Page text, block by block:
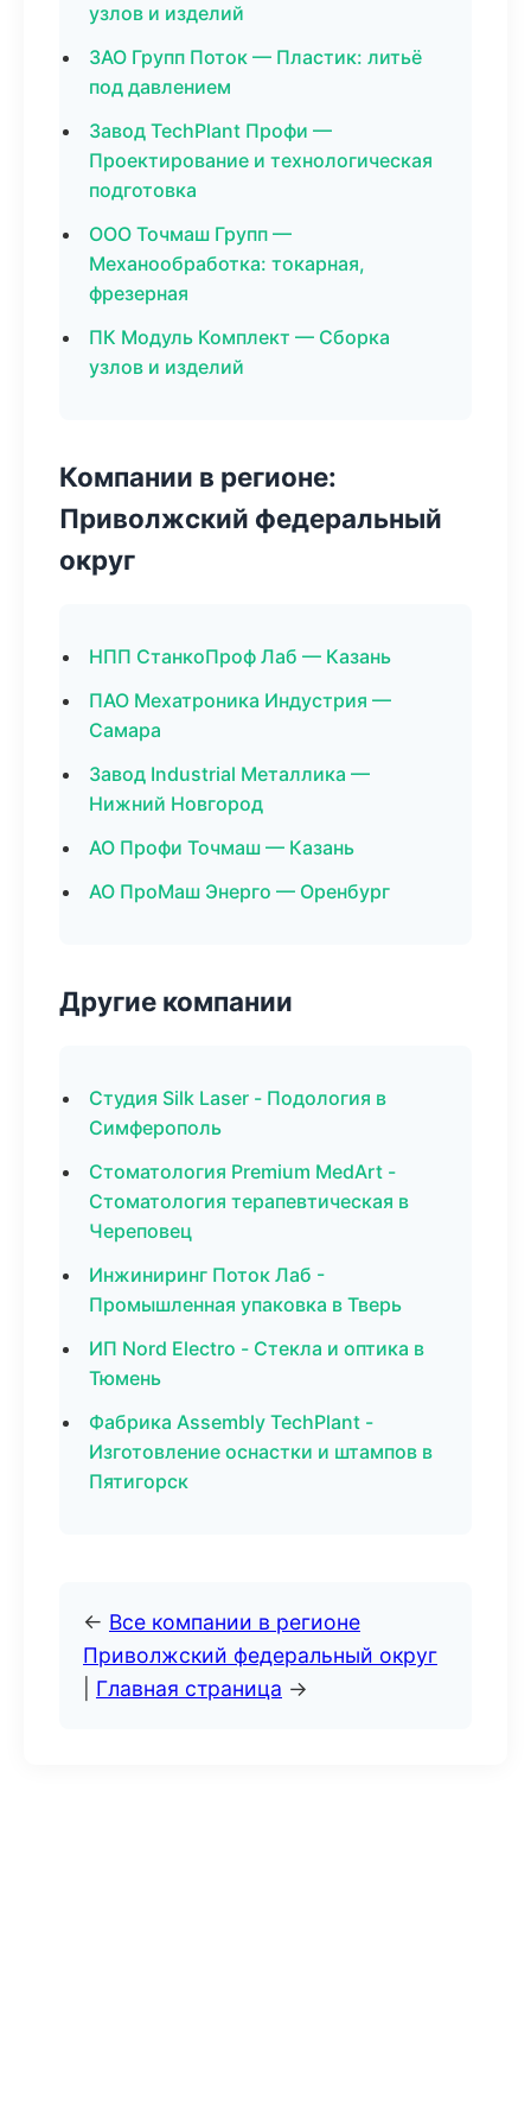
узлов и изделий
ЗАО Групп Поток — Пластик: литьё
под давлением
Завод TechPlant Профи —
Проектирование и технологическая
подготовка
ООО Точмаш Групп —
Механообработка: токарная,
фрезерная
ПК Модуль Комплект — Сборка
узлов и изделий
Компании в регионе:
Приволжский федеральный
округ
НПП СтанкоПроф Лаб — Казань
ПАО Мехатроника Индустрия —
Самара
Завод Industrial Металлика —
Нижний Новгород
АО Профи Точмаш — Казань
АО ПроМаш Энерго — Оренбург
Другие компании
Студия Silk Laser - Подология в
Симферополь
Стоматология Premium MedArt -
Стоматология терапевтическая в
Череповец
Инжиниринг Поток Лаб -
Промышленная упаковка в Тверь
ИП Nord Electro - Стекла и оптика в
Тюмень
Фабрика Assembly TechPlant -
Изготовление оснастки и штампов в
Пятигорск
← Все компании в регионе
Приволжский федеральный округ
Главная страница →